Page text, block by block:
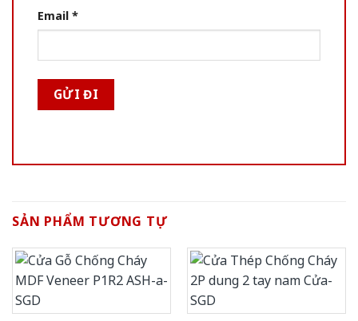
Email *
SẢN PHẨM TƯƠNG TỰ